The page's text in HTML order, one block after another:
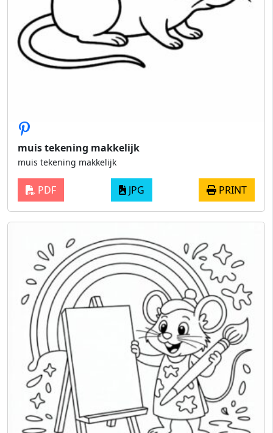
muis tekening makkelijk
muis tekening makkelijk
PDF JPG PRINT